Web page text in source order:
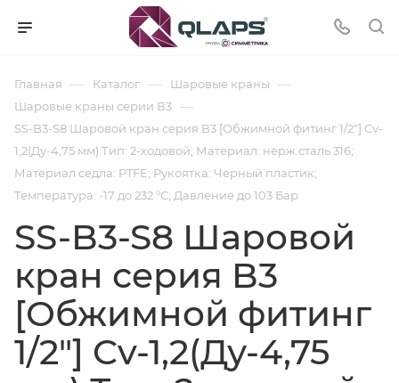
Главная — Каталог — Шаровые краны —
Шаровые краны серии В3 —
SS-B3-S8 Шаровой кран серия B3 [Обжимной фитинг 1/2"] Cv-
1,2(Ду-4,75 мм) Тип: 2-ходовой; Материал: нерж.сталь 316;
Материал седла: PTFE; Рукоятка: Черный пластик;
Температура: -17 до 232 °C; Давление до 103 Бар
SS-B3-S8 Шаровой
кран серия B3
[Обжимной фитинг
1/2"] Cv-1,2(Ду-4,75